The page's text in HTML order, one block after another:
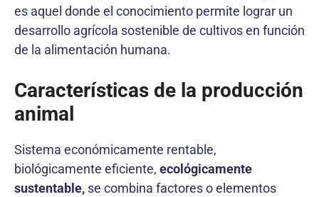
es aquel donde el conocimiento permite lograr un
desarrollo agrícola sostenible de cultivos en función
de la alimentación humana.
Características de la producción
animal
Sistema económicamente rentable,
biológicamente eficiente, ecológicamente
sustentable, se combina factores o elementos